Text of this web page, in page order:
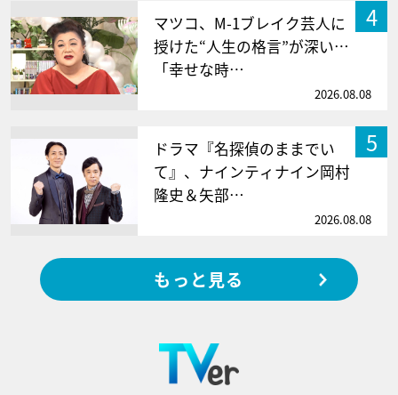
4
マツコ、M-1ブレイク芸人に
授けた“人生の格言”が深い…
「幸せな時…
2026.08.08
5
ドラマ『名探偵のままでい
て』、ナインティナイン岡村
隆史＆矢部…
2026.08.08
もっと見る